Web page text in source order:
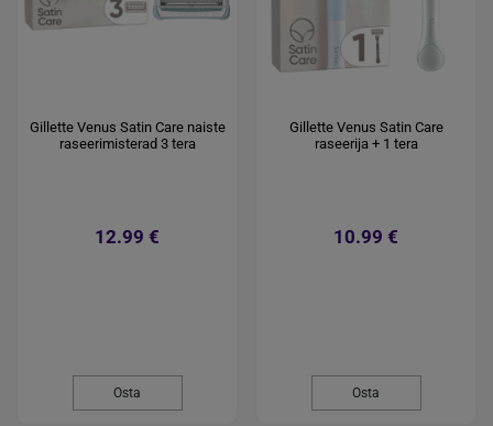
Gillette Venus Satin Care naiste
raseerimisterad 3 tera
12.99 €
Osta
Gillette Venus Satin Care
raseerija + 1 tera
10.99 €
Osta